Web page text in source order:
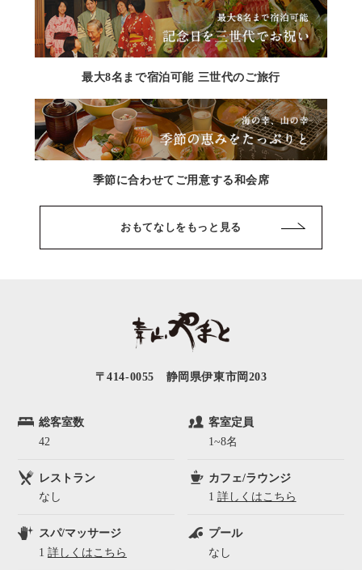
最大8名まで宿泊可能 三世代のご旅行
季節に合わせてご用意する和会席
おもてなしをもっと見る
〒414-0055 静岡県伊東市岡203
総客室数
42
客室定員
1~8名
レストラン
なし
カフェ/ラウンジ
1 詳しくはこちら
スパ/マッサージ
1 詳しくはこちら
プール
なし